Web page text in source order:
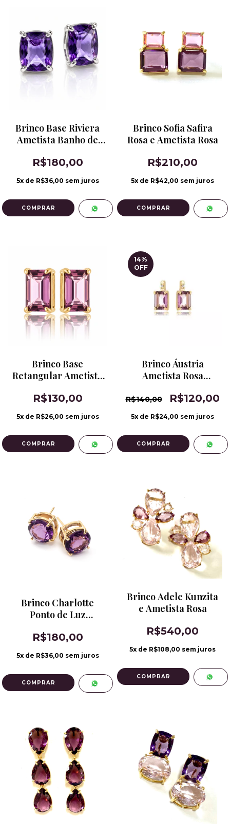
Brinco Base Riviera
Ametista Banho de
R$180,00
5x de R$36,00 sem juros
Brinco Sofia Safira
Rosa e Ametista Rosa
R$210,00
5x de R$42,00 sem juros
Brinco Base
Retangular Ametista
R$130,00
5x de R$26,00 sem juros
14%
OFF
Brinco Áustria
Ametista Rosa
R$140,00 R$120,00
5x de R$24,00 sem juros
Brinco Charlotte
Ponto de Luz
R$180,00
5x de R$36,00 sem juros
Brinco Adele Kunzita
e Ametista Rosa
R$540,00
5x de R$108,00 sem juros